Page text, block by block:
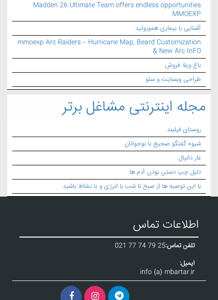
Madden 26 Ultimate Team offers endless opportunities
MMOEXP
آشنایی با بیماری هموروئید
mmoexp Arc Raiders – Hurricane Map, Beard Customization
& New Arc InFO
باغ ویلا فروش
طراحی وبسایت و سئو
مجله اینترنتی مشاغل برتر
روستای فیلبند
شیوه گفتگو صحیح با نوجوانان
غار دانیال
دلیل چپ دستن بودن آدم ها
با این توصیه ها از صبح تا شب با انرژی و با نشاط باشید
اطلاعات تماس
تلفن تماس:021 77 74 79 25
ایمیل:
info {a} mbartar.ir